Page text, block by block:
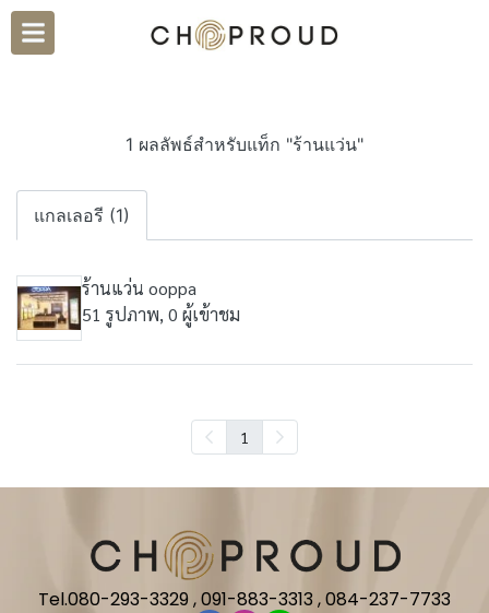
1 ผลลัพธ์สำหรับแท็ก "ร้านแว่น"
แกลเลอรี (1)
ร้านแว่น ooppa
51 รูปภาพ, 0 ผู้เข้าชม
1
Tel.080-293-3329 , 091-883-3313 , 084-237-7733